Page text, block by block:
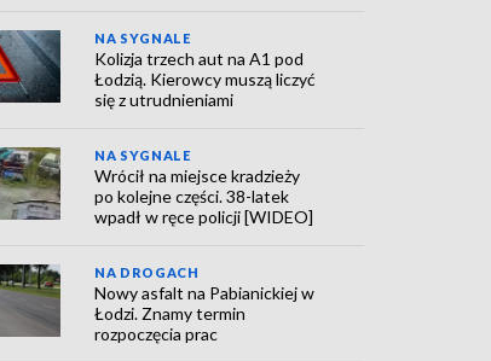
NA SYGNALE
Kolizja trzech aut na A1 pod
Łodzią. Kierowcy muszą liczyć
się z utrudnieniami
NA SYGNALE
Wrócił na miejsce kradzieży
po kolejne części. 38-latek
wpadł w ręce policji [WIDEO]
NA DROGACH
Nowy asfalt na Pabianickiej w
Łodzi. Znamy termin
rozpoczęcia prac